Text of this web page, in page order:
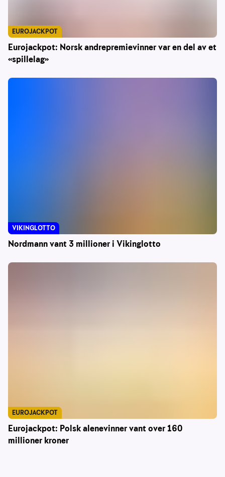
Eurojackpot: Norsk andrepremievinner var en del av et
«spillelag»
EUROJACKPOT
Nordmann vant 3 millioner i Vikinglotto
VIKINGLOTTO
Eurojackpot: Polsk alenevinner vant over 160
millioner kroner
EUROJACKPOT